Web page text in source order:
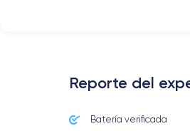
Red móvil
Para más detalles,
Reporte del
Batería verificada